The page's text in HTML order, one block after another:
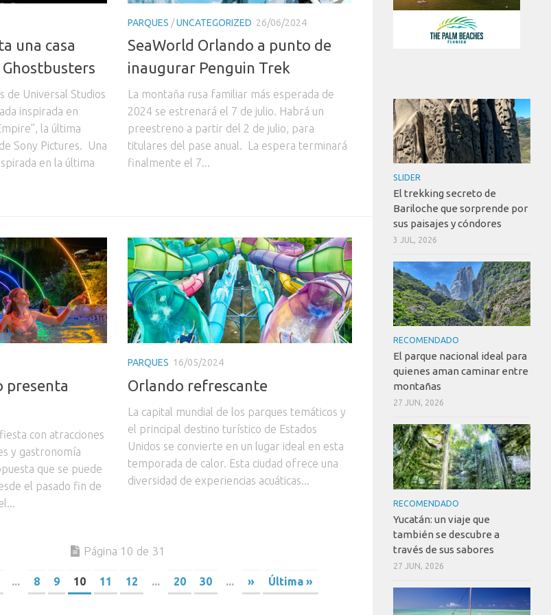
una casa
de Universal Studios
inspirada en
la última
Sony Pictures. Una
en la última
PARQUES /UNCATEGORIZED 26/06/2024
SeaWorld Orlando a punto de
inaugurar Penguin Trek
La montaña rusa familiar más esperada de
2024 se estrenará el 7 de julio. Habrá un
preestreno a partir del 2 de julio, para
titulares del pase anual. La espera terminará
finalmente el 7...
presenta
con atracciones
y gastronomía
que se puede
el pasado fin de
PARQUES 16/05/2024
Orlando refrescante
La capital mundial de los parques temáticos y
el principal destino turístico de Estados
Unidos se convierte en un lugar ideal en esta
temporada de calor. Esta ciudad ofrece una
diversidad de experiencias acuáticas...
Página 10 de 31
... 8 9 10 11 12 ... 20 30 ... » Última »
SLIDER
El trekking secreto de
Bariloche que sorprende por
sus paisajes y cóndores
3 JUL, 2026
RECOMENDADO
El parque nacional ideal para
quienes aman caminar entre
montañas
27 JUN, 2026
RECOMENDADO
Yucatán: un viaje que
también se descubre a
través de sus sabores
27 JUN, 2026